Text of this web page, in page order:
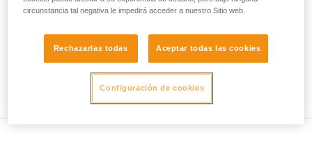
compatibilidad cuando cambie el mosquetón. En efecto, la
mosquetón y ya no sujetar correctamente al segundo.
circunstancia tal negativa le impedirá acceder a nuestro Sitio web.
Rechazarlas todas Aceptar todas las cookies
Configuración de cookies